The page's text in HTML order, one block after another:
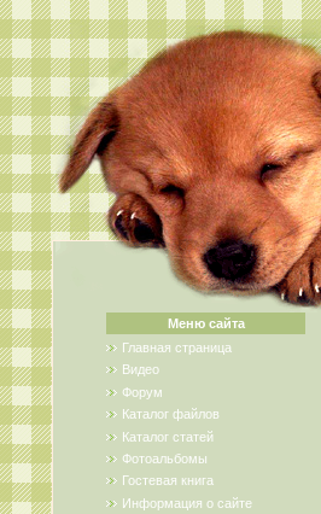
Меню сайта
Главная страница
Видео
Форум
Каталог файлов
Каталог статей
Фотоальбомы
Гостевая книга
Информация о сайте